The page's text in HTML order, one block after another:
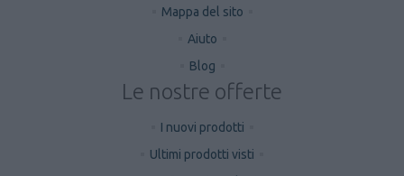
Mappa del sito
Aiuto
Blog
Le nostre offerte
I nuovi prodotti
Ultimi prodotti visti